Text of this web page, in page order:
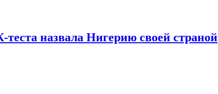
назвала Нигерию своей страной